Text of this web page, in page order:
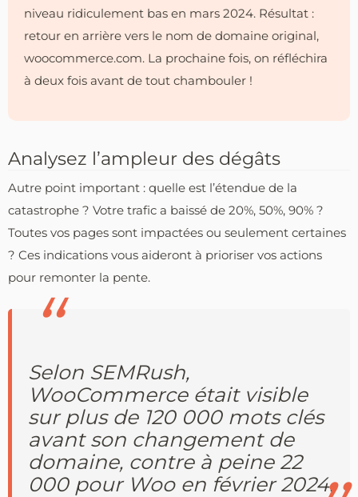
niveau ridiculement bas en mars 2024. Résultat :
retour en arrière vers le nom de domaine original,
woocommerce.com. La prochaine fois, on réfléchira
à deux fois avant de tout chambouler !
Analysez l’ampleur des dégâts
Autre point important : quelle est l’étendue de la
catastrophe ? Votre trafic a baissé de 20%, 50%, 90% ?
Toutes vos pages sont impactées ou seulement certaines
? Ces indications vous aideront à prioriser vos actions
pour remonter la pente.
Selon SEMRush,
WooCommerce était visible
sur plus de 120 000 mots clés
avant son changement de
domaine, contre à peine 22
000 pour Woo en février 2024.